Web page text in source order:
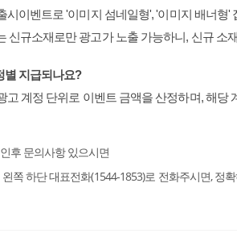
시이벤트로 '이미지 섬네일형', '이미지 배너형
신규소재로만 광고가 노출 가능하니, 신규 소
별 지급되나요?
고 계정 단위로 이벤트 금액을 산정하며, 해당
후 문의사항 있으시면
쪽 하단 대표전화(1544-1853)로 전화주시면, 정